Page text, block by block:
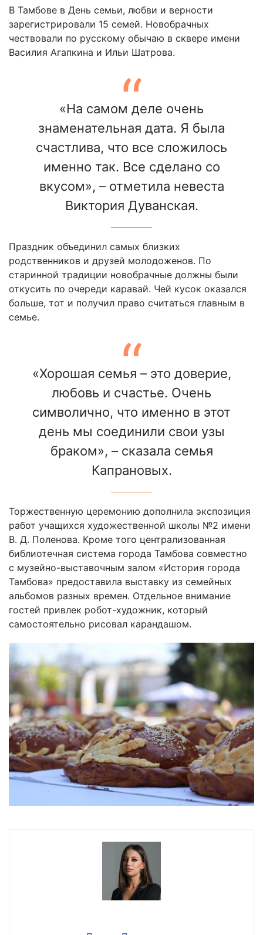
В Тамбове в День семьи, любви и верности
зарегистрировали 15 семей. Новобрачных
чествовали по русскому обычаю в сквере имени
Василия Агапкина и Ильи Шатрова.
«На самом деле очень
знаменательная дата. Я была
счастлива, что все сложилось
именно так. Все сделано со
вкусом», – отметила невеста
Виктория Дуванская.
Праздник объединил самых близких
родственников и друзей молодоженов. По
старинной традиции новобрачные должны были
откусить по очереди каравай. Чей кусок оказался
больше, тот и получил право считаться главным в
семье.
«Хорошая семья – это доверие,
любовь и счастье. Очень
символично, что именно в этот
день мы соединили свои узы
браком», – сказала семья
Капрановых.
Торжественную церемонию дополнила экспозиция
работ учащихся художественной школы №2 имени
В. Д. Поленова. Кроме того централизованная
библиотечная система города Тамбова совместно
с музейно-выставочным залом «История города
Тамбова» предоставила выставку из семейных
альбомов разных времен. Отдельное внимание
гостей привлек робот-художник, который
самостоятельно рисовал карандашом.